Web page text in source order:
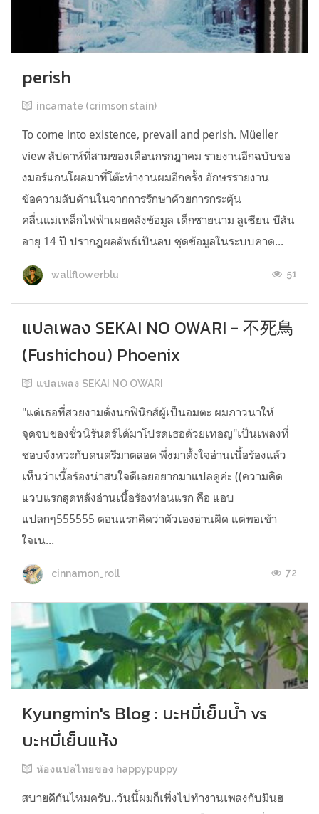
perish
incarnate (crimson stain)
To come into existence, prevail and perish. Müeller
view สัปดาห์ที่สามของเดือนกรกฎาคม รายงานอีกฉบับขอ
งมอร์แกนโผล่มาที่โต๊ะทำงานผมอีกครั้ง อักษรรายงาน
ข้อความลับด้านในจากการรักษาด้วยการกระตุ้น
คลื่นแม่เหล็กไฟฟ้าเผยคลังข้อมูล เด็กชายนาม ลูเซียน บีสัน
อายุ 14 ปี ปรากฏผลลัพธ์เป็นลบ ชุดข้อมูลในระบบคาด...
wallflowerblu 51
แปลเพลง SEKAI NO OWARI - 不死鳥
(Fushichou) Phoenix
แปลเพลง SEKAI NO OWARI
"แด่เธอที่สวยงามดั่งนกฟินิกส์ผู้เป็นอมตะ ผมภาวนาให้
จุดจบของชั่วนิรันดร์ได้มาโปรดเธอด้วยเทอญ"เป็นเพลงที่
ชอบจังหวะกับดนตรีมาตลอด พึ่งมาตั้งใจอ่านเนื้อร้องแล้ว
เห็นว่าเนื้อร้องน่าสนใจดีเลยอยากมาแปลดูค่ะ ((ความคิด
แวบแรกสุดหลังอ่านเนื้อร้องท่อนแรก คือ แอบ
แปลกๆ555555 ตอนแรกคิดว่าตัวเองอ่านผิด แต่พอเข้า
ใจเน...
cinnamon_roll 72
Kyungmin's Blog : บะหมี่เย็นน้ำ vs
บะหมี่เย็นแห้ง
ห้องแปลไทยของ happypuppy
สบายดีกันไหมครับ..วันนี้ผมก็เพิ่งไปทำงานเพลงกับมินฮ